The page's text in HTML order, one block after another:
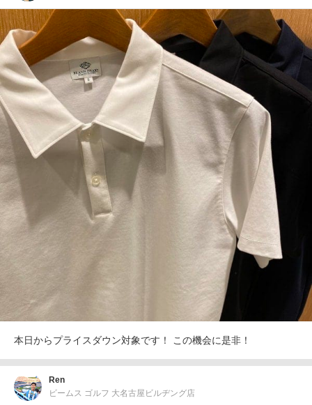
本日からプライスダウン対象です！ この機会に是非！
Ren
ビームス ゴルフ 大名古屋ビルヂング店